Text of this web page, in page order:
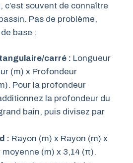
c’est souvent de connaître
Pas de problème,
base :
carré : Longueur
(m) x Profondeur
Pour la profondeur
la profondeur du
bain, puis divisez par
: Rayon (m) x Rayon (m) x
(m) x 3,14 (π).